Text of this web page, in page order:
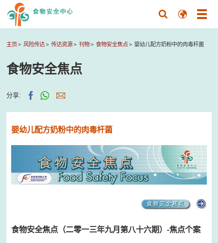
主页 风险传达 传达资源 刊物 食物安全焦点 婴幼儿配方奶粉中的肉毒杆菌
食物安全焦点
分享:
婴幼儿配方奶粉中的肉毒杆菌
食物安全焦点（二零一三年九月第八十六期）-焦点个案